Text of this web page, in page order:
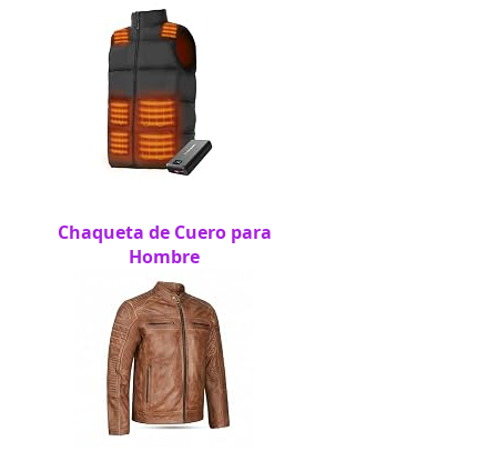
Chaqueta de Cuero para
Hombre